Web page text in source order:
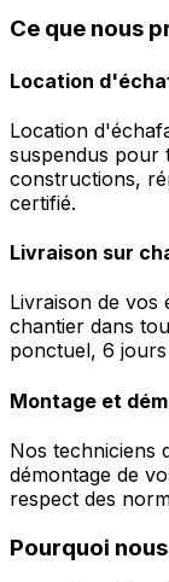
Ce que nous
Location
Location
suspendus pour
constructions,
certifié.
Livraison sur
Livraison de vos
chantier dans
ponctuel, 6
Montage et
Nos techniciens
démontage de
respect des
Pourquoi